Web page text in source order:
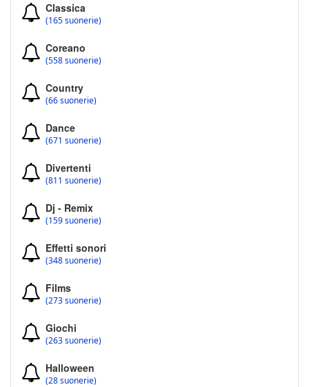
Classica
(165 suonerie)
Coreano
(558 suonerie)
Country
(66 suonerie)
Dance
(671 suonerie)
Divertenti
(811 suonerie)
Dj - Remix
(159 suonerie)
Effetti sonori
(348 suonerie)
Films
(273 suonerie)
Giochi
(263 suonerie)
Halloween
(28 suonerie)